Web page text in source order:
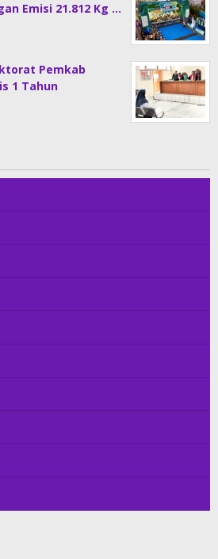
Emisi 21.812 Kg …
Pemkab
1 Tahun